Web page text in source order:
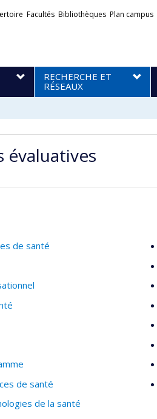
Facultés Bibliothèques Plan campus
RECHERCHE ET
RÉSEAUX
évaluatives
de santé
de santé
de la santé